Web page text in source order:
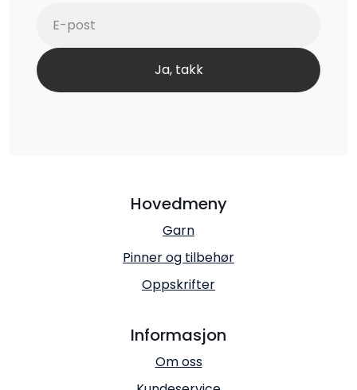
Hovedmeny
Garn
Pinner og tilbehør
Oppskrifter
Informasjon
Om oss